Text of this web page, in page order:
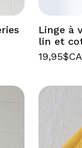
Linge à
lin et
19,95$CA